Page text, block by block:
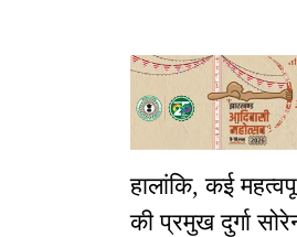
हालांकि, कई
की प्रमुख दुर्गा